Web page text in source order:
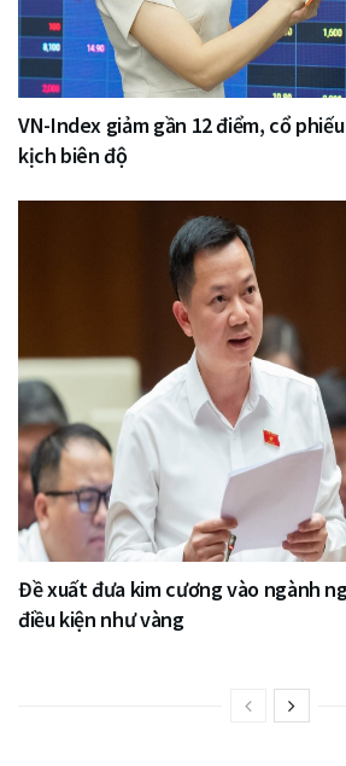
VN-Index giảm gần 12 điểm, cổ
kịch biên độ
Đề xuất đưa kim cương vào ngành
điều kiện như vàng